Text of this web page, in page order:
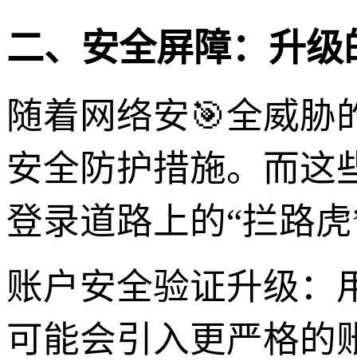
二、安全屏障：升
随着网络安🎯全威胁
安全防护措施。而这
登录道路上的“拦路
账户安全验证升级：
可能会引入更严格的